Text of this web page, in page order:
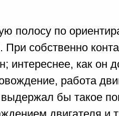
полосу по
При собственно
интереснее, как он
работа
выдержал бы такое